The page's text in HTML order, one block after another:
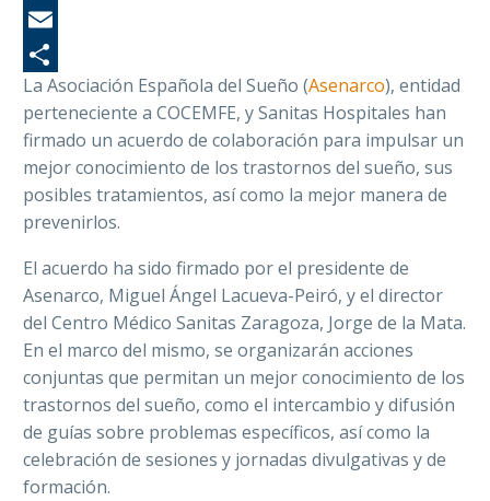
La Asociación Española del Sueño (Asenarco), entidad
perteneciente a COCEMFE, y Sanitas Hospitales han
firmado un acuerdo de colaboración para impulsar un
mejor conocimiento de los trastornos del sueño, sus
posibles tratamientos, así como la mejor manera de
prevenirlos.
El acuerdo ha sido firmado por el presidente de
Asenarco, Miguel Ángel Lacueva-Peiró, y el director
del Centro Médico Sanitas Zaragoza, Jorge de la Mata.
En el marco del mismo, se organizarán acciones
conjuntas que permitan un mejor conocimiento de los
trastornos del sueño, como el intercambio y difusión
de guías sobre problemas específicos, así como la
celebración de sesiones y jornadas divulgativas y de
formación.